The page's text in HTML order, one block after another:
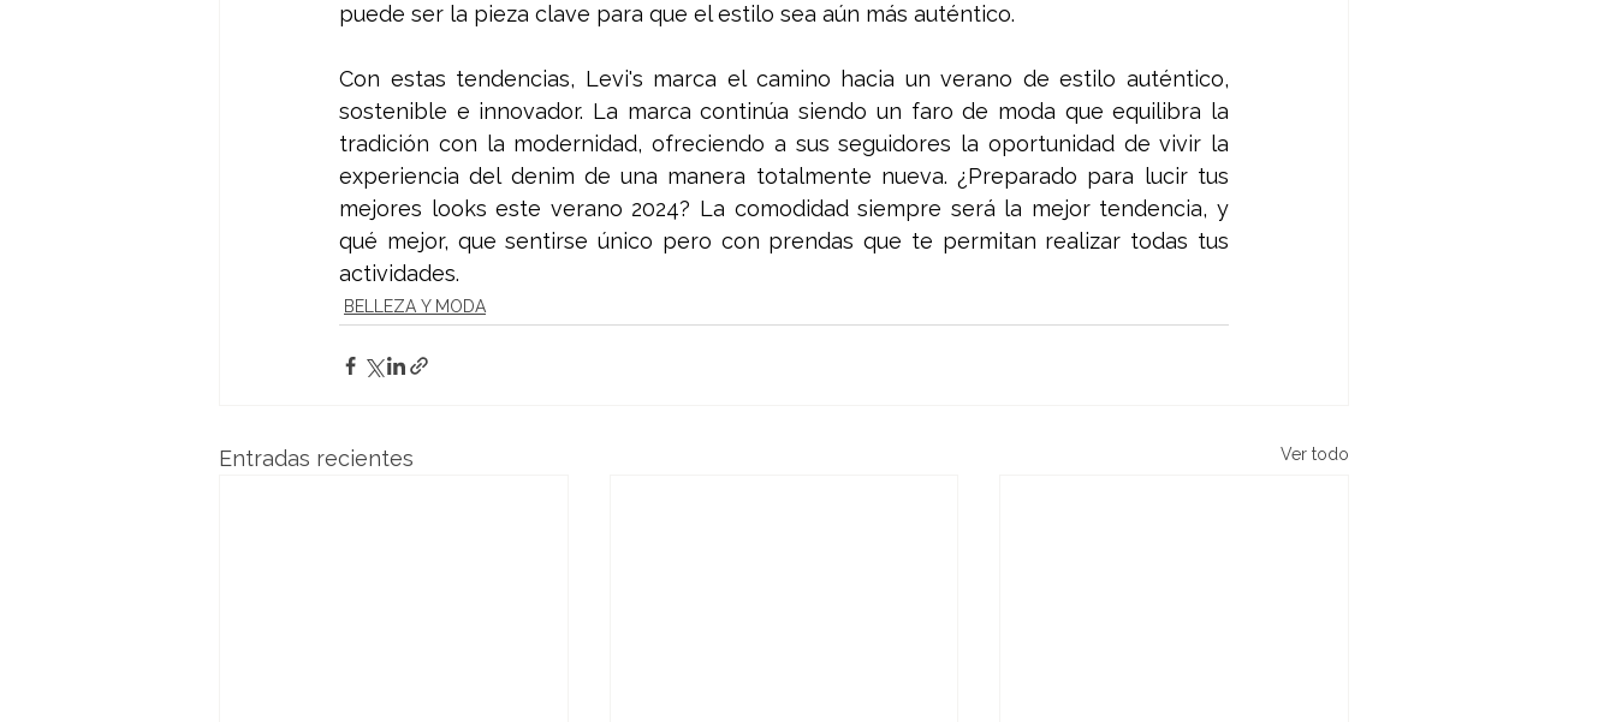
puede ser la pieza clave para que el estilo sea aún más auténtico.
Con estas tendencias, Levi's marca el camino hacia un verano de estilo auténtico,
sostenible e innovador. La marca continúa siendo un faro de moda que equilibra la
tradición con la modernidad, ofreciendo a sus seguidores la oportunidad de vivir la
experiencia del denim de una manera totalmente nueva. ¿Preparado para lucir tus
mejores looks este verano 2024? La comodidad siempre será la mejor tendencia, y
qué mejor, que sentirse único pero con prendas que te permitan realizar todas tus
actividades.
BELLEZA Y MODA
Entradas recientes Ver todo